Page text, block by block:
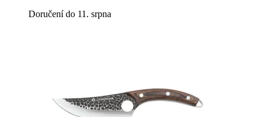
Doručení do 11. srpna